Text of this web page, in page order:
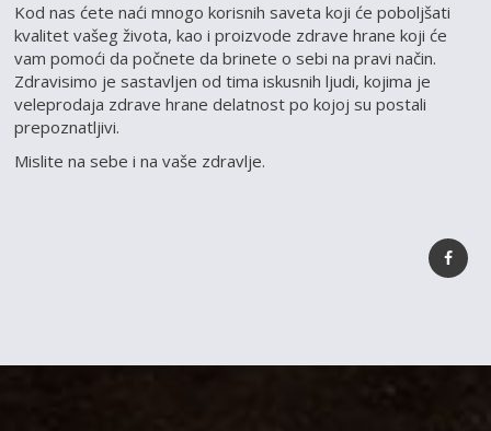
Kod nas ćete naći mnogo korisnih saveta koji će poboljšati
kvalitet vašeg života, kao i proizvode zdrave hrane koji će
vam pomoći da počnete da brinete o sebi na pravi način.
Zdravisimo je sastavljen od tima iskusnih ljudi, kojima je
veleprodaja zdrave hrane delatnost po kojoj su postali
prepoznatljivi.
Mislite na sebe i na vaše zdravlje.